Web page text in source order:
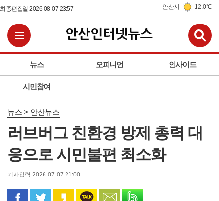
최종편집일 2026-08-07 23:57 안산시 12.0℃
뉴스 오피니언 인사이드
시민참여
전체메뉴보기
뉴스 > 안산뉴스
러브버그 친환경 방제 총력 대
응으로 시민불편 최소화
기사입력 2026-07-07 21:00
페이스북으로 공유
트위터로 공유카카오 스토리로 공유
카카오톡으로 공유
문자로 공유